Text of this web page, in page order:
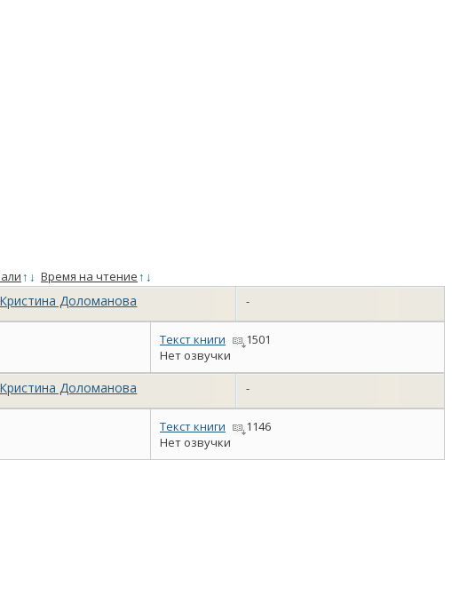
↑ ↓ Время на чтение↑ ↓
Кристина Доломанова -
Текст книги
1501
Нет озвучки
Кристина Доломанова -
Текст книги
1146
Нет озвучки